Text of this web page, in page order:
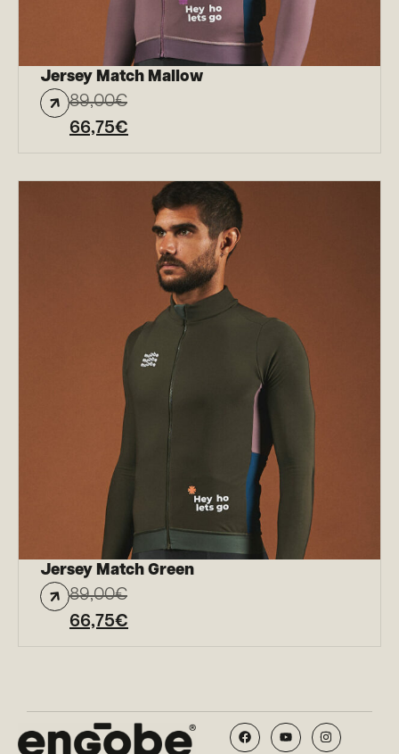
Jersey Match Mallow
89,00€
66,75€
Jersey Match Green
89,00€
66,75€